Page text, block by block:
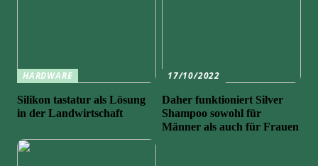
HARDWARE
Silikon tastatur als Lösung
in der Landwirtschaft
17/10/2022
Daher funktioniert Silver
Shampoo sowohl für
Männer als auch für Frauen